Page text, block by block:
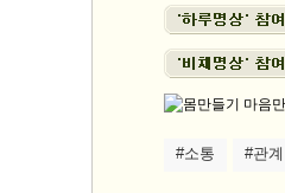
#소통 #관계